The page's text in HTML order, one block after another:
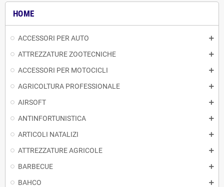
HOME
ACCESSORI PER AUTO
ATTREZZATURE ZOOTECNICHE
ACCESSORI PER MOTOCICLI
AGRICOLTURA PROFESSIONALE
AIRSOFT
ANTINFORTUNISTICA
ARTICOLI NATALIZI
ATTREZZATURE AGRICOLE
BARBECUE
BAHCO